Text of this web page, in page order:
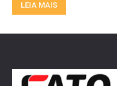
LEIA MAIS